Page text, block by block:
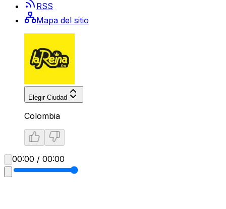
RSS
Mapa del sitio
Elegir Ciudad
Colombia
00:00 / 00:00